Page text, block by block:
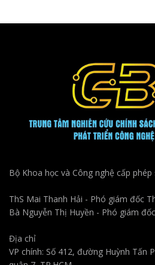
Bộ Khoa học và Công nghệ cấp
ThS Mai Thanh Hải - Phó giám đốc
Bà Nguyễn Thị Huyền - Phó giám đốc
Địa chỉ
VP chính: Số 412, đường Huỳnh Tấn